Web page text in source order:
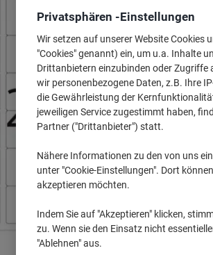
Privatsphären -Einstellungen
Wir setzen auf unserer Website Cookies
"Cookies" genannt) ein, um u.a. Inhalte
Drittanbietern einzubinden oder Zugriffe
wir personenbezogene Daten, z.B. Ihre
die Gewährleistung der
jeweiligen Service zugestimmt haben,
Partner ("Drittanbieter") statt.
Nähere Informationen zu den von uns
unter "Cookie-Einstellungen". Dort
akzeptieren möchten.
Indem Sie auf "Akzeptieren" klicken,
zu. Wenn sie den Einsatz nicht
"Ablehnen" aus.